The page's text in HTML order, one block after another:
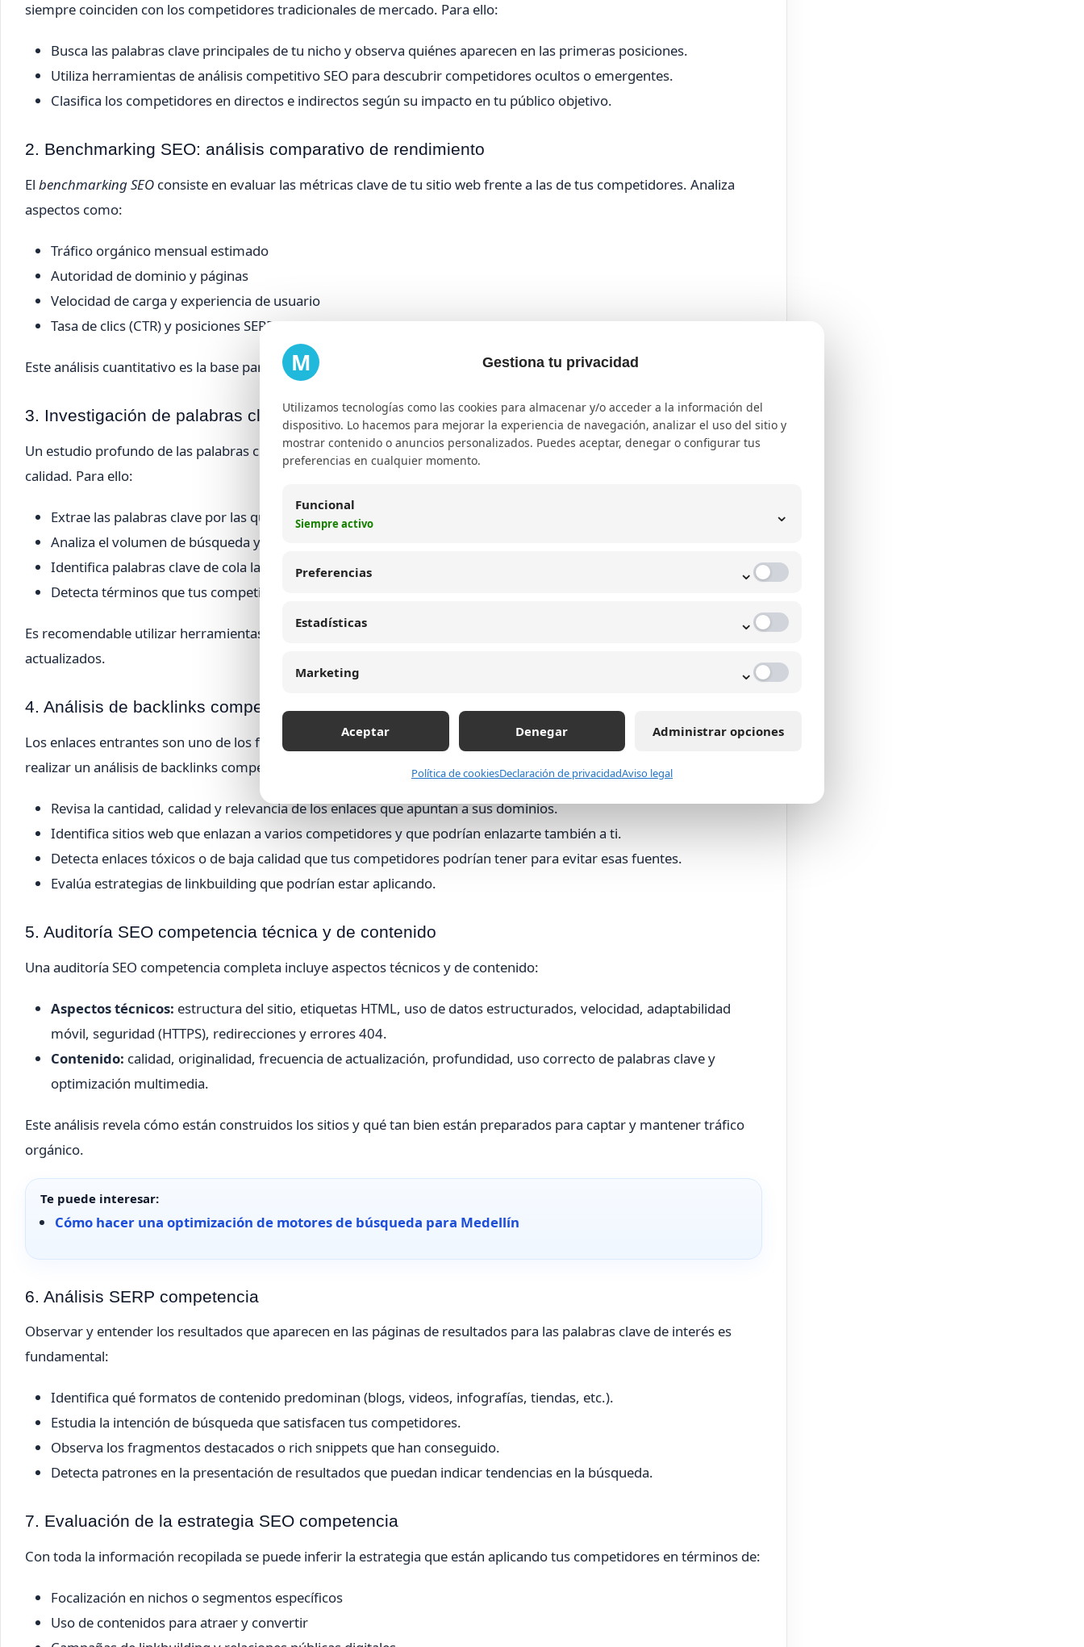
siempre coinciden con los competidores tradicionales de mercado. Para ello:
Busca las palabras clave principales de tu nicho y observa quiénes aparecen en las primeras posiciones.
Utiliza herramientas de análisis competitivo SEO para descubrir competidores ocultos o emergentes.
Clasifica los competidores en directos e indirectos según su impacto en tu público objetivo.
2. Benchmarking SEO: análisis comparativo de rendimiento
El benchmarking SEO consiste en evaluar las métricas clave de tu sitio web frente a las de tus competidores. Analiza
aspectos como:
Tráfico orgánico mensual estimado
Autoridad de dominio y páginas
Velocidad de carga y experiencia de usuario
Tasa de clics (CTR) y posiciones SERP
Este análisis cuantitativo es la base para identificar fortalezas y áreas de mejora.
3. Investigación de palabras clave competencia
Un estudio profundo de las palabras clave que usan tus competidores revela oportunidades para captar tráfico de
calidad. Para ello:
Extrae las palabras clave por las que tus competidores están rankeando.
Analiza el volumen de búsqueda y la dificultad de cada palabra clave.
Identifica palabras clave de cola larga con menor competencia pero alto potencial.
Detecta términos que tus competidores no están aprovechando y que podrían ser una ventaja.
Es recomendable utilizar herramientas análisis competencia SEO especializadas para obtener datos precisos y
actualizados.
4. Análisis de backlinks competencia
Los enlaces entrantes son uno de los factores más influyentes en la autoridad y posicionamiento de un sitio web. Para
realizar un análisis de backlinks competencia:
Revisa la cantidad, calidad y relevancia de los enlaces que apuntan a sus dominios.
Identifica sitios web que enlazan a varios competidores y que podrían enlazarte también a ti.
Detecta enlaces tóxicos o de baja calidad que tus competidores podrían tener para evitar esas fuentes.
Evalúa estrategias de linkbuilding que podrían estar aplicando.
5. Auditoría SEO competencia técnica y de contenido
Una auditoría SEO competencia completa incluye aspectos técnicos y de contenido:
Aspectos técnicos: estructura del sitio, etiquetas HTML, uso de datos estructurados, velocidad, adaptabilidad
móvil, seguridad (HTTPS), redirecciones y errores 404.
Contenido: calidad, originalidad, frecuencia de actualización, profundidad, uso correcto de palabras clave y
optimización multimedia.
Este análisis revela cómo están construidos los sitios y qué tan bien están preparados para captar y mantener tráfico
orgánico.
Te puede interesar:
Cómo hacer una optimización de motores de búsqueda para Medellín
6. Análisis SERP competencia
Observar y entender los resultados que aparecen en las páginas de resultados para las palabras clave de interés es
fundamental:
Identifica qué formatos de contenido predominan (blogs, videos, infografías, tiendas, etc.).
Estudia la intención de búsqueda que satisfacen tus competidores.
Observa los fragmentos destacados o rich snippets que han conseguido.
Detecta patrones en la presentación de resultados que puedan indicar tendencias en la búsqueda.
7. Evaluación de la estrategia SEO competencia
Con toda la información recopilada se puede inferir la estrategia que están aplicando tus competidores en términos de:
Focalización en nichos o segmentos específicos
Uso de contenidos para atraer y convertir
M Gestiona tu privacidad
Utilizamos tecnologías como las cookies para almacenar y/o acceder a la información del
dispositivo. Lo hacemos para mejorar la experiencia de navegación, analizar el uso del sitio y
mostrar contenido o anuncios personalizados. Puedes aceptar, denegar o configurar tus
preferencias en cualquier momento.
Funcional
Siempre activo ⌄
Preferencias ⌄
Estadísticas ⌄
Marketing ⌄
Aceptar Denegar Administrar opciones
Política de cookiesDeclaración de privacidadAviso legal